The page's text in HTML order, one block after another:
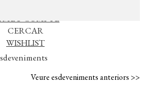
MEU COMPTE
CERCAR
WISHLIST
Veure esdeveniments anteriors >>